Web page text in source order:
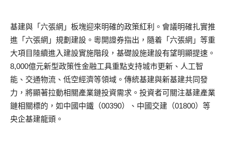
基建與「六張網」板塊迎來明確的政策紅利。會議明確扎實推
進「六張網」規劃建設。粵開證券指出，隨着「六張網」等重
大項目陸續進入建設實施階段，基礎設施建設有望明顯提速。
8,000億元新型政策性金融工具重點支持城市更新、人工智
能、交通物流、低空經濟等領域。傳統基建與新基建共同發
力，將顯著拉動相關產業鏈投資需求。投資者可關注基建產業
鏈相關標的，如中國中鐵（00390）、中國交建（01800）等
央企基建龍頭。